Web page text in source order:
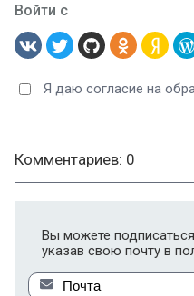
Войти с
Я даю согласие на
Комментариев: 0
Вы можете
указав свою почту в